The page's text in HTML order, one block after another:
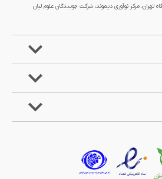
تهران، مرکز نوآوری دیموند، شرکت جویندگان علوم لیان